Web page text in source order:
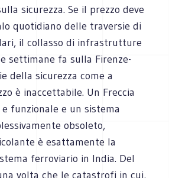
sicurezza. Se il prezzo deve
quotidiano delle traversie di
il collasso di infrastrutture
settimane fa sulla Firenze-
della sicurezza come a
è inaccettabile. Un Freccia
funzionale e un sistema
obsoleto,
è esattamente la
ferroviario in India. Del
volta che le catastrofi in cui,